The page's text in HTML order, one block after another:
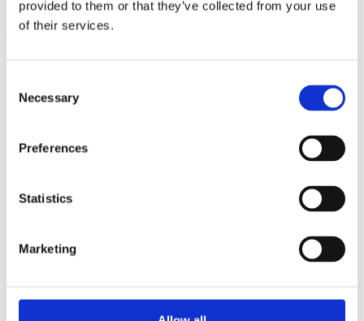
provided to them or that they’ve collected from your use
of their services.
Selection
Necessary
Preferences
Statistics
Marketing
Du kommer også til å legge merke til at det er
naturlige ingredienser og konserveringsmidler.
Faunakram gjør mye for å sikre at dyrene får en
god smaksopplevelse. Forsøk med fôr-testing
dokumenterer at hunder og katter foretrekker det
annerledes sammensetning av aminosyrer i
kjøtt- og proteininnhold, desto bedre synes